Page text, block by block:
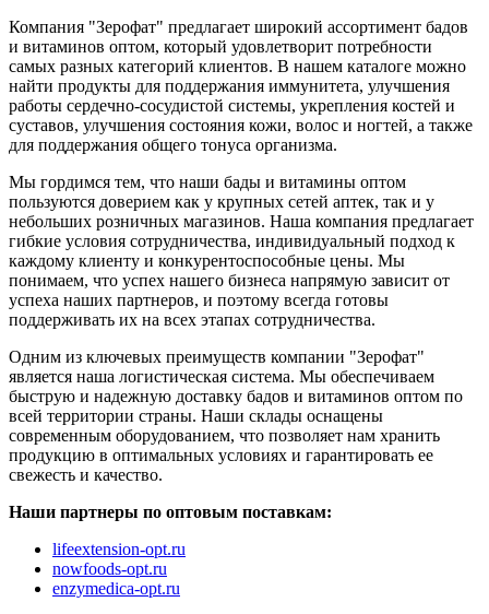
Компания "Зерофат" предлагает широкий ассортимент бадов
и витаминов оптом, который удовлетворит потребности
самых разных категорий клиентов. В нашем каталоге можно
найти продукты для поддержания иммунитета, улучшения
работы сердечно-сосудистой системы, укрепления костей и
суставов, улучшения состояния кожи, волос и ногтей, а также
для поддержания общего тонуса организма.
Мы гордимся тем, что наши бады и витамины оптом
пользуются доверием как у крупных сетей аптек, так и у
небольших розничных магазинов. Наша компания предлагает
гибкие условия сотрудничества, индивидуальный подход к
каждому клиенту и конкурентоспособные цены. Мы
понимаем, что успех нашего бизнеса напрямую зависит от
успеха наших партнеров, и поэтому всегда готовы
поддерживать их на всех этапах сотрудничества.
Одним из ключевых преимуществ компании "Зерофат"
является наша логистическая система. Мы обеспечиваем
быструю и надежную доставку бадов и витаминов оптом по
всей территории страны. Наши склады оснащены
современным оборудованием, что позволяет нам хранить
продукцию в оптимальных условиях и гарантировать ее
свежесть и качество.
Наши партнеры по оптовым поставкам:
lifeextension-opt.ru
nowfoods-opt.ru
enzymedica-opt.ru